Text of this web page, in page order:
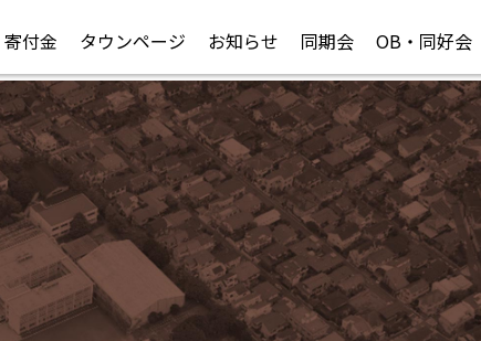
付金 タウンページ お知らせ 同期会 OB・同好会